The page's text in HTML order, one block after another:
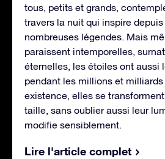
tous, petits et grands,
travers la nuit qui inspire
nombreuses légendes. Mais
paraissent intemporelles,
éternelles, les étoiles ont aussi
pendant les millions et milliards
existence, elles se
taille, sans oublier aussi leur
modifie sensiblement.
Lire l'article complet